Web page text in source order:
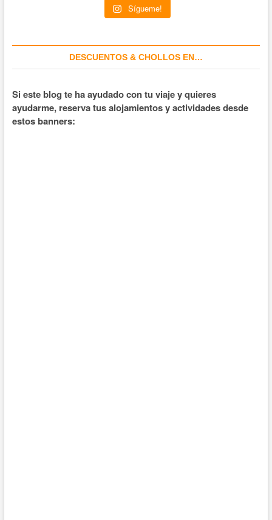
Sígueme!
DESCUENTOS & CHOLLOS EN…
Si este blog te ha ayudado con tu viaje y quieres
ayudarme, reserva tus alojamientos y actividades desde
estos banners: